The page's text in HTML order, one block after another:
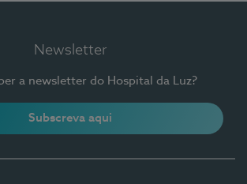
Newsletter
a newsletter do Hospital da Luz?
Subscreva aqui